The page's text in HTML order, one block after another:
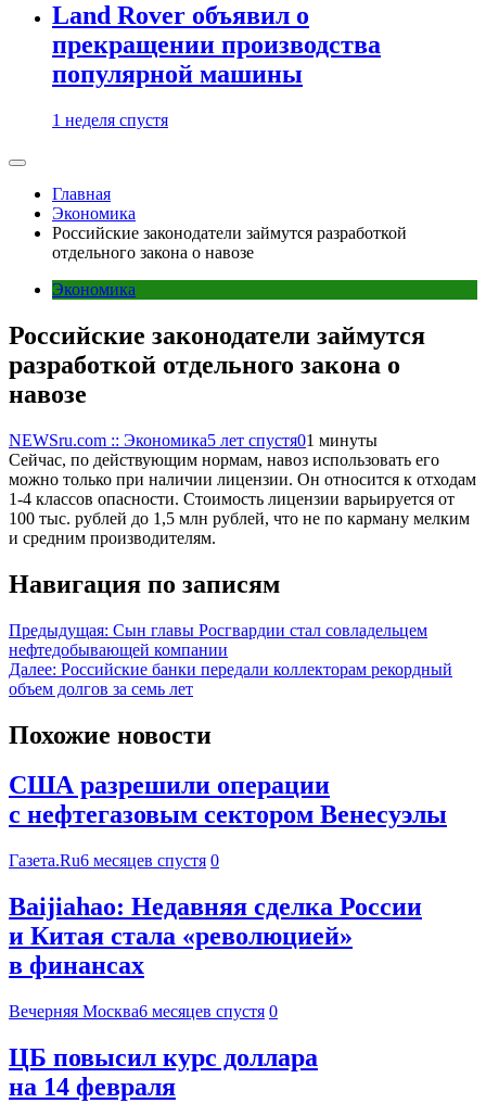
Land Rover объявил о
прекращении производства
популярной машины
1 неделя спустя
Главная
Экономика
Российские законодатели займутся разработкой
отдельного закона о навозе
Экономика
Российские законодатели займутся
разработкой отдельного закона о
навозе
NEWSru.com :: Экономика5 лет спустя01 минуты
Сейчас, по действующим нормам, навоз использовать его
можно только при наличии лицензии. Он относится к отходам
1-4 классов опасности. Стоимость лицензии варьируется от
100 тыс. рублей до 1,5 млн рублей, что не по карману мелким
и средним производителям.
Навигация по записям
Предыдущая: Сын главы Росгвардии стал совладельцем
нефтедобывающей компании
Далее: Российские банки передали коллекторам рекордный
объем долгов за семь лет
Похожие новости
США разрешили операции
с нефтегазовым сектором Венесуэлы
Газета.Ru6 месяцев спустя 0
Baijiahao: Недавняя сделка России
и Китая стала «революцией»
в финансах
Вечерняя Москва6 месяцев спустя 0
ЦБ повысил курс доллара
на 14 февраля